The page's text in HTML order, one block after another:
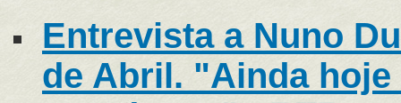
Entrevista a Nuno
de Abril. "Ainda